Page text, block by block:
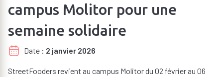
campus Molitor pour une
semaine solidaire
Date 2 janvier 2026
StreetFooders revient au campus Molitor du 02 février au 06